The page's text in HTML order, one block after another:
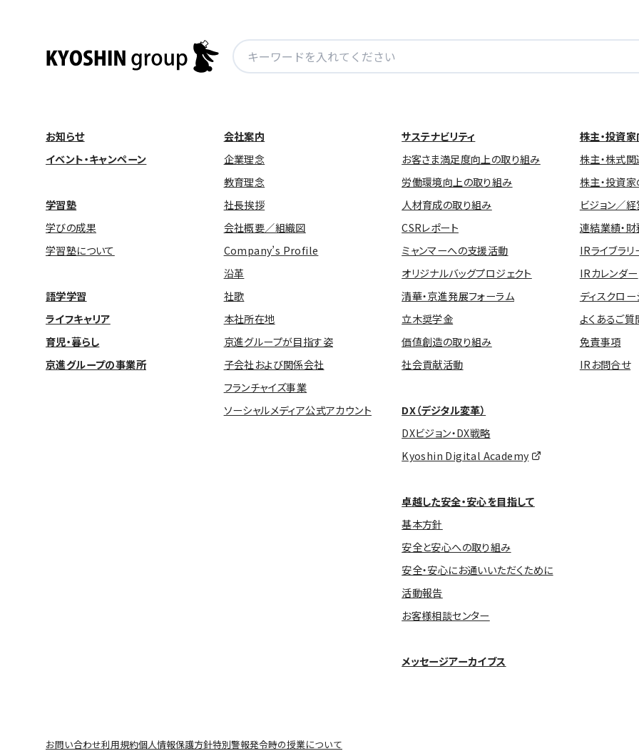
ョ
ン
検
索:
お知らせ
イベント・キャンペーン
学習塾
学びの成果
学習塾について
語学学習
ライフキャリア
育児・暮らし
京進グループの事業所
会社案内
企業理念
教育理念
社長挨拶
会社概要／組織図
Company’s Profile
沿革
社歌
本社所在地
京進グループが目指す姿
子会社および関係会社
フランチャイズ事業
ソーシャルメディア公式アカウント
サステナビリティ
お客さま満足度向上の取り組み
労働環境向上の取り組み
人材育成の取り組み
CSRレポート
ミャンマーへの支援活動
オリジナルバッグプロジェクト
清華・京進発展フォーラム
立木奨学金
価値創造の取り組み
社会貢献活動
DX（デジタル変革）
DXビジョン・DX戦略
Kyoshin Digital Academy
卓越した安全・安心を目指して
基本方針
安全と安心への取り組み
安全・安心にお通いいただくために
活動報告
お客様相談センター
メッセージアーカイブス
株主・投資
株主・株式
株主・投資
ビジョン／
連結業績・
IRライブラリ
IRカレンダー
ディスクロ
よくあるご質
免責事項
IRお問合せ
お問い合わせ利用規約個人情報保護方針特別警報発令時の授業について